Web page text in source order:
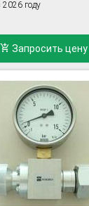
году
Запросить цену